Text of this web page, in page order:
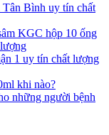
Tân Bình uy tín chất
KGC hộp 10 ống
1 uy tín chất lượng
khi nào?
những người bệnh